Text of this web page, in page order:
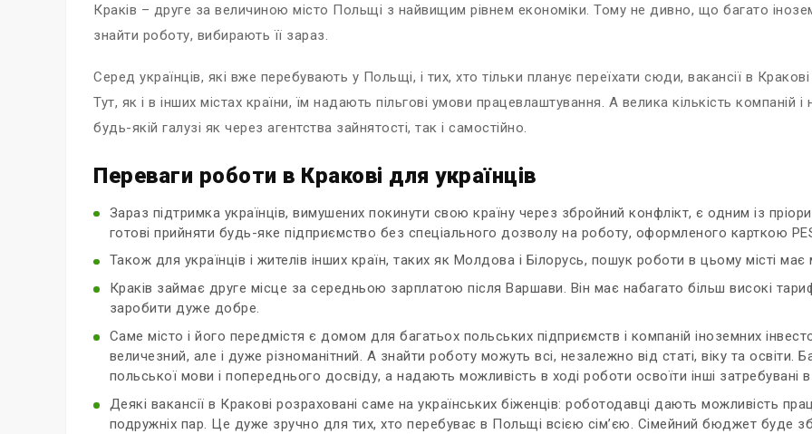
Краків – друге за величиною місто Польщі з найвищим рівнем економіки. Тому не дивно, що багато
знайти роботу, вибирають її зараз.
Серед українців, які вже перебувають у Польщі, і тих, хто тільки планує переїхати сюди, вакансії в
Тут, як і в інших містах країни, їм надають пільгові умови працевлаштування. А велика кількість компаній
будь-якій галузі як через агентства зайнятості, так і самостійно.
Переваги роботи в Кракові для українців
Зараз підтримка українців, вимушених покинути свою країну через збройний конфлікт, є одним із
готові прийняти будь-яке підприємство без спеціального дозволу на роботу, оформленого карткою
Також для українців і жителів інших країн, таких як Молдова і Білорусь, пошук роботи в цьому місті має
Краків займає друге місце за середньою зарплатою після Варшави. Він має набагато більш високі
заробити дуже добре.
Саме місто і його передмістя є домом для багатьох польських підприємств і компаній іноземних
величезний, але і дуже різноманітний. А знайти роботу можуть всі, незалежно від статі, віку та
польської мови і попереднього досвіду, а надають можливість в ході роботи освоїти інші затребувані
Деякі вакансії в Кракові розраховані саме на українських біженців: роботодавці дають можливість
подружніх пар. Це дуже зручно для тих, хто перебуває в Польщі всією сім’єю. Сімейний бюджет буде